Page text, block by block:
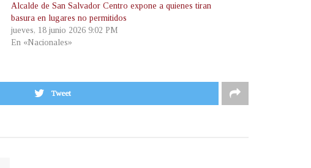
Alcalde de San Salvador Centro expone a quienes tiran
basura en lugares no permitidos
jueves, 18 junio 2026 9:02 PM
En «Nacionales»
Tweet